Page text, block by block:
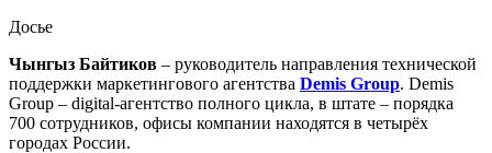
Досье
Чынгыз Байтиков – руководитель направления технической
поддержки маркетингового агентства Demis Group. Demis
Group – digital-агентство полного цикла, в штате – порядка
700 сотрудников, офисы компании находятся в четырёх
городах России.